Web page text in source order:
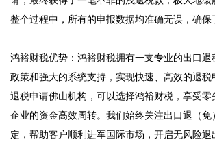
整个过程中，所有的申报数据均准确无误，确保
鸿裕财税优势：鸿裕财税拥有一支专业的出口
政策和强大的系统支持，实现快速、高效的退
退税申请佛山机构，可以选择鸿裕财税，享受
企业的资金高效周转。我们始终关注出口退（
定，帮助客户顺利进军国际市场，开启无风险退